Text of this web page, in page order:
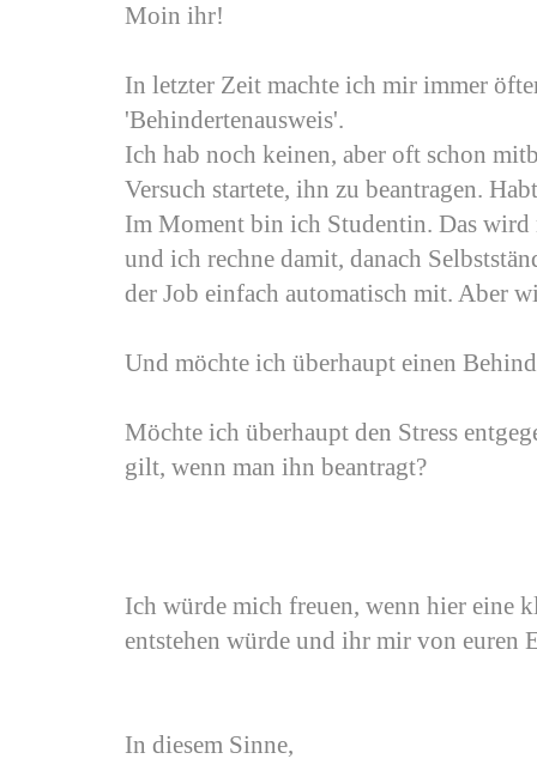
Moin ihr!
In letzter Zeit machte ich mir immer
'Behindertenausweis'.
Ich hab noch keinen, aber oft schon
Versuch startete, ihn zu beantragen.
Im Moment bin ich Studentin. Das wird
und ich rechne damit, danach
der Job einfach automatisch mit. Aber
Und möchte ich überhaupt einen
Möchte ich überhaupt den Stress
gilt, wenn man ihn beantragt?
Ich würde mich freuen, wenn hier eine
entstehen würde und ihr mir von euren
In diesem Sinne,